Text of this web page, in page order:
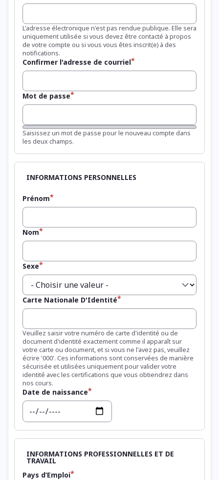
L'adresse électronique n'est pas rendue publique. Elle sera
uniquement utilisée si vous devez être contacté à propos
de votre compte ou si vous vous êtes inscrit(e) à des
notifications.
Confirmer l'adresse de courriel
Mot de passe
Sécurité du mot de passe :
Saisissez un mot de passe pour le nouveau compte dans
les deux champs.
Prénom
Nom
Sexe
Carte Nationale D'Identité
Veuillez saisir votre numéro de carte d'identité ou de
document d'identité exactement comme il apparaît sur
votre carte ou document, et si vous ne l'avez pas, veuillez
écrire '000'. Ces informations sont conservées de manière
sécurisée et utilisées uniquement pour valider votre
identité avec les certifications que vous obtiendrez dans
nos cours.
Date de naissance
Date
Pays d’Emploi